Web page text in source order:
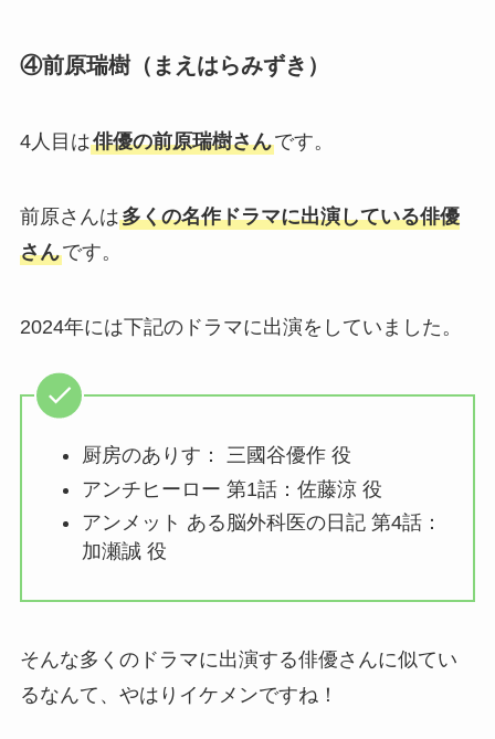
④前原瑞樹（まえはらみずき）
4人目は俳優の前原瑞樹さんです。
前原さんは多くの名作ドラマに出演している俳優
さんです。
2024年には下記のドラマに出演をしていました。
厨房のありす： 三國谷優作 役
アンチヒーロー 第1話：佐藤涼 役
アンメット ある脳外科医の日記 第4話：
加瀬誠 役
そんな多くのドラマに出演する俳優さんに似てい
るなんて、やはりイケメンですね！